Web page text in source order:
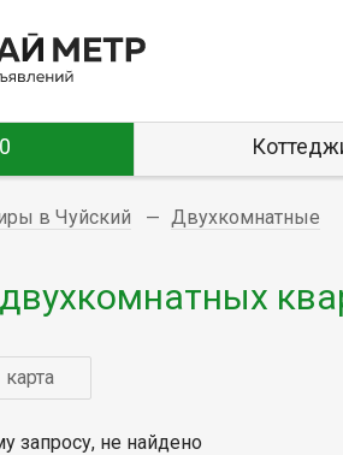
в Чуйский Двухкомнатные
карта
запросу, не найдено